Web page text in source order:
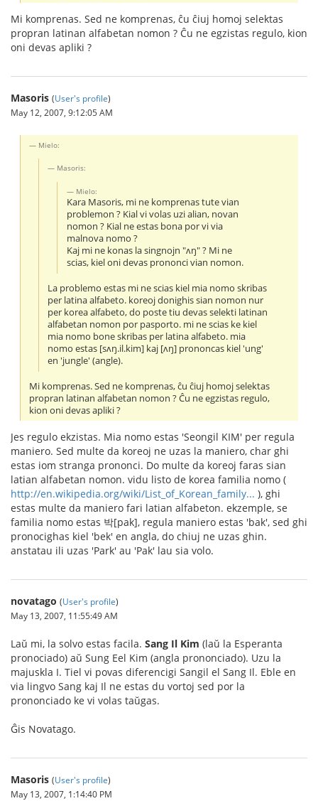
Mi komprenas. Sed ne komprenas, ĉu ĉiuj homoj selektas
propran latinan alfabetan nomon ? Ĉu ne egzistas regulo, kion
oni devas apliki ?
Masoris (User's profile)
May 12, 2007, 9:12:05 AM
Mielo:
Masoris:
Mielo:
Kara Masoris, mi ne komprenas tute vian
problemon ? Kial vi volas uzi alian, novan
nomon ? Kial ne estas bona por vi via
malnova nomo ?
Kaj mi ne konas la singnojn "ʌŋ" ? Mi ne
scias, kiel oni devas prononci vian nomon.
La problemo estas mi ne scias kiel mia nomo skribas
per latina alfabeto. koreoj donighis sian nomon nur
per korea alfabeto, do poste tiu devas selekti latinan
alfabetan nomon por pasporto. mi ne scias ke kiel
mia nomo bone skribas per latina alfabeto. mia
nomo estas [sʌŋ.il.kim] kaj [ʌŋ] prononcas kiel 'ung'
en 'jungle' (angle).
Mi komprenas. Sed ne komprenas, ĉu ĉiuj homoj selektas
propran latinan alfabetan nomon ? Ĉu ne egzistas regulo,
kion oni devas apliki ?
Jes regulo ekzistas. Mia nomo estas 'Seongil KIM' per regula
maniero. Sed multe da koreoj ne uzas la maniero, char ghi
estas iom stranga prononci. Do multe da koreoj faras sian
latian alfabetan nomon. vidu listo de korea familia nomo (
http://en.wikipedia.org/wiki/List_of_Korean_family... ), ghi
estas multe da maniero fari latian alfabeton. ekzemple, se
familia nomo estas 박[pak], regula maniero estas 'bak', sed ghi
pronocighas kiel 'bek' en angla, do chiuj ne uzas ghin.
anstatau ili uzas 'Park' au 'Pak' lau sia volo.
novatago (User's profile)
May 13, 2007, 11:55:49 AM
Laŭ mi, la solvo estas facila. Sang Il Kim (laŭ la Esperanta
pronociado) aŭ Sung Eel Kim (angla prononciado). Uzu la
majuskla I. Tiel vi povas diferencigi Sangil el Sang Il. Eble en
via lingvo Sang kaj Il ne estas du vortoj sed por la
prononciado ke vi volas taŭgas.
Ĝis Novatago.
Masoris (User's profile)
May 13, 2007, 1:14:40 PM